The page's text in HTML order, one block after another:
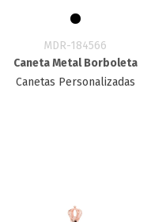
MDR-184566
Caneta Metal Borboleta
Canetas Personalizadas